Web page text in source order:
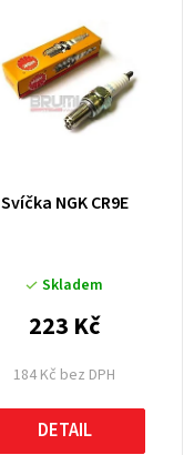
Svíčka NGK CR9E
Skladem
184 Kč bez DPH
223 Kč
DETAIL